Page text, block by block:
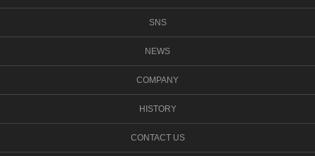
SNS
NEWS
COMPANY
HISTORY
CONTACT US